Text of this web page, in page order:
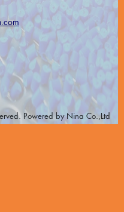
Powered by Nina Co.,Ltd